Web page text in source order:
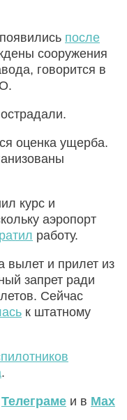
после
сооружения
говорится в
оценка ущерба.
курс и
аэропорт
работу.
вылет и прилет из
запрет ради
Сейчас
к штатному
.
Телеграме и в Max